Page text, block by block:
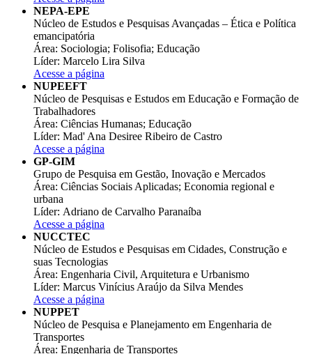
NEPA-EPE
Núcleo de Estudos e Pesquisas Avançadas – Ética e Política
emancipatória
Área: Sociologia; Folisofia; Educação
Líder: Marcelo Lira Silva
Acesse a página
NUPEEFT
Núcleo de Pesquisas e Estudos em Educação e Formação de
Trabalhadores
Área: Ciências Humanas; Educação
Líder: Mad' Ana Desiree Ribeiro de Castro
Acesse a página
GP-GIM
Grupo de Pesquisa em Gestão, Inovação e Mercados
Área: Ciências Sociais Aplicadas; Economia regional e
urbana
Líder: Adriano de Carvalho Paranaíba
Acesse a página
NUCCTEC
Núcleo de Estudos e Pesquisas em Cidades, Construção e
suas Tecnologias
Área: Engenharia Civil, Arquitetura e Urbanismo
Líder: Marcus Vinícius Araújo da Silva Mendes
Acesse a página
NUPPET
Núcleo de Pesquisa e Planejamento em Engenharia de
Transportes
Área: Engenharia de Transportes